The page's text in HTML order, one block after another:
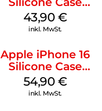
MagSafe Plum
43,90 €
inkl. MwSt.
Apple iPhone 16
Silicone Case
MagSafe Lake
Green
54,90 €
inkl. MwSt.